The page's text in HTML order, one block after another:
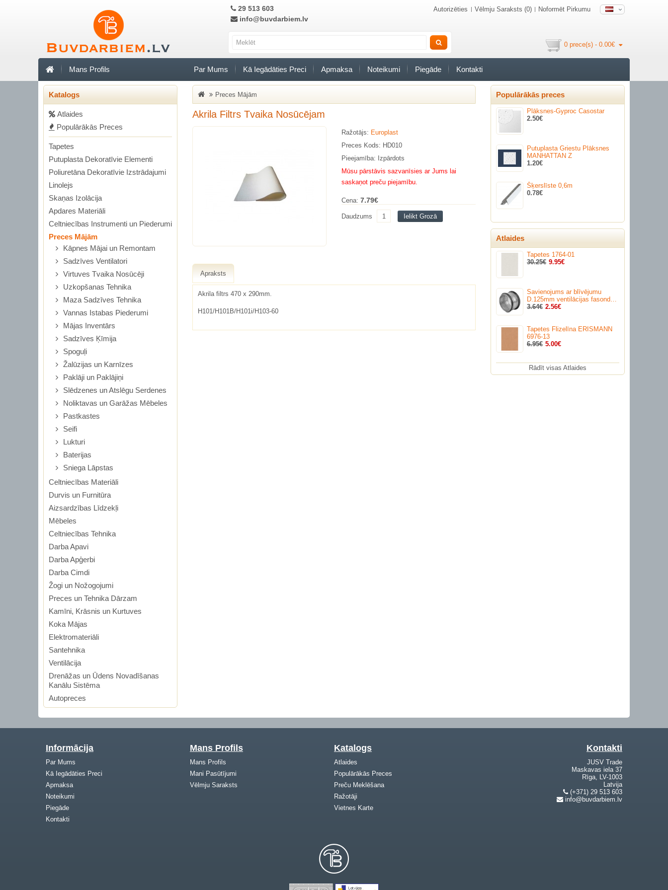
29 513 603
info@buvdarbiem.lv
Autorizēties Vēlmju Saraksts (0) Noformēt Pirkumu
0 prece(s) - 0.00€
Mans Profils Par Mums Kā Iegādāties Preci Apmaksa Noteikumi Piegāde Kontakti
Katalogs
Аtlaides
Populārākās Preces
Tapetes
Putuplasta Dekoratīvie Elementi
Poliuretāna Dekoratīvie Izstrādajumi
Linolejs
Skaņas Izolācija
Apdares Materiāli
Celtniecības Instrumenti un Piederumi
Preces Mājām
Kāpnes Mājai un Remontam
Sadzīves Ventilatori
Virtuves Tvaika Nosūcēji
Uzkopšanas Tehnika
Maza Sadzīves Tehnika
Vannas Istabas Piederumi
Mājas Inventārs
Sadzīves Ķīmija
Spoguļi
Žalūzijas un Karnīzes
Paklāji un Paklājiņi
Slēdzenes un Atslēgu Serdenes
Noliktavas un Garāžas Mēbeles
Pastkastes
Seifi
Lukturi
Baterijas
Sniega Lāpstas
Celtniecības Materiāli
Durvis un Furnitūra
Aizsardzības Līdzekļi
Mēbeles
Celtniecības Tehnika
Darba Apavi
Darba Apģerbi
Darba Cimdi
Žogi un Nožogojumi
Preces un Tehnika Dārzam
Kamīni, Krāsnis un Kurtuves
Koka Mājas
Elektromateriāli
Santehnika
Ventilācija
Drenāžas un Ūdens Novadīšanas
Kanālu Sistēma
Autopreces
Preces Mājām
Akrila Filtrs Tvaika Nosūcējam
Ražotājs: Europlast
Preces Kods: HD010
Pieejamība: Izpārdots
Mūsu pārstāvis sazvanīsies ar Jums lai
saskaņot preču piejamību.
Cena: 7.79€
Daudzums Ielikt Grozā
Apraksts
Akrila filtrs 470 x 290mm.
H101/H101B/H101i/H103-60
Populārākās preces
Plāksnes-Gyproc Casostar
2.50€
Putuplasta Griestu Plāksnes
MANHATTAN Z
1.20€
Šķerslīste 0,6m
0.78€
Atlaides
Tapetes 1764-01
30.25€ 9.95€
Savienojums ar blīvējumu
D.125mm ventilācijas fasond…
3.64€ 2.56€
Tapetes Flizelīna ERISMANN
6976-13
6.95€ 5.00€
Rādīt visas Atlaides
Informācija
Par Mums
Kā Iegādāties Preci
Apmaksa
Noteikumi
Piegāde
Kontakti
Mans Profils
Mans Profils
Mani Pasūtījumi
Vēlmju Saraksts
Katalogs
Atlaides
Populārākās Preces
Preču Meklēšana
Ražotāji
Vietnes Karte
Kontakti
JUSV Trade
Maskavas iela 37
Rīga, LV-1003
Latvija
(+371) 29 513 603
info@buvdarbiem.lv